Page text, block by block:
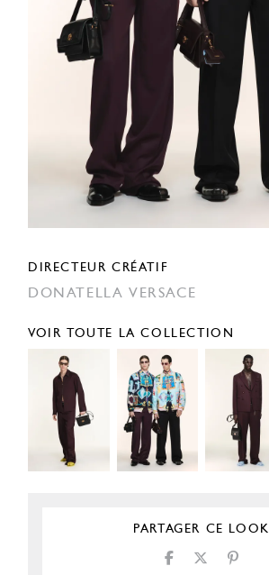
DIRECTEUR CRÉATIF
DONATELLA VERSACE
VOIR TOUTE LA COLLECTION
PARTAGER CE LOOK